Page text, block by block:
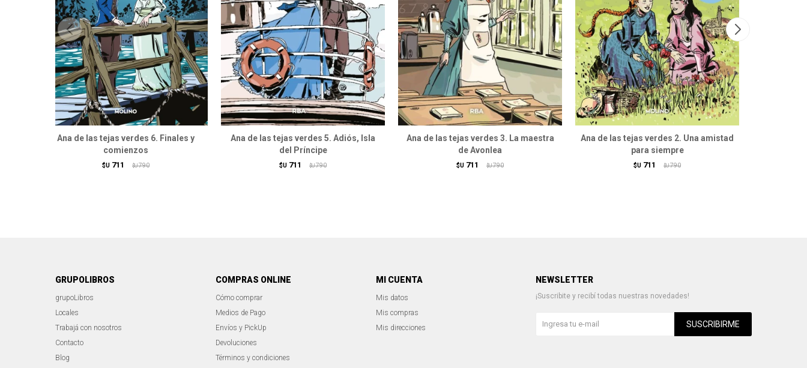
Ana de las tejas verdes 6. Finales y
comienzos
$U 711 $U 790
Ana de las tejas verdes 5. Adiós, Isla
del Príncipe
$U 711 $U 790
Ana de las tejas verdes 3. La maestra
de Avonlea
$U 711 $U 790
Ana de las tejas verdes 2. Una amistad
para siempre
$U 711 $U 790
GRUPOLIBROS
grupoLibros
Locales
Trabajá con nosotros
Contacto
Blog
COMPRAS ONLINE
Cómo comprar
Medios de Pago
Envíos y PickUp
Devoluciones
Términos y condiciones
MI CUENTA
Mis datos
Mis compras
Mis direcciones
NEWSLETTER
¡Suscribite y recibí todas nuestras novedades!
SUSCRIBIRME